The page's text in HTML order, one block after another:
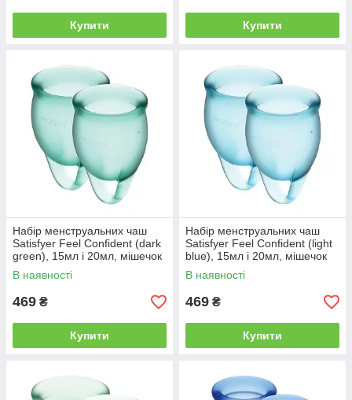
Купити Купити
Набір менструальних чаш
Satisfyer Feel Confident (dark
green), 15мл і 20мл, мішечок
для зберігання | Knopka
В наявності
469 ₴
Купити
Набір менструальних чаш
Satisfyer Feel Confident (light
blue), 15мл і 20мл, мішечок
для зберігання | Knopka
В наявності
469 ₴
Купити